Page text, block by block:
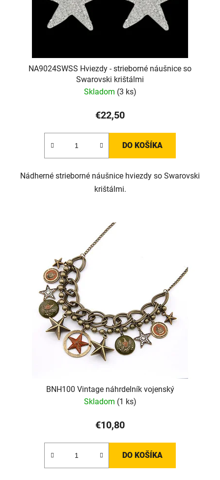
NA9024SWSS Hviezdy - strieborné náušnice so
Swarovski krištálmi
Skladom (3 ks)
€22,50
DO KOŠÍKA
Nádherné strieborné náušnice hviezdy so Swarovski
krištálmi.
BNH100 Vintage náhrdelník vojenský
Skladom (1 ks)
€10,80
DO KOŠÍKA